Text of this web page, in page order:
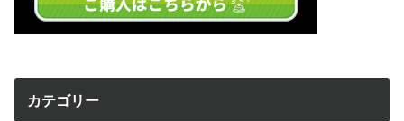
カテゴリー